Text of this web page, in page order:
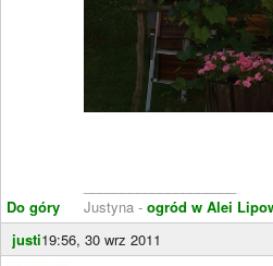
Do góry
Justyna - ogród w Alei
justi19:56, 30 wrz 2011